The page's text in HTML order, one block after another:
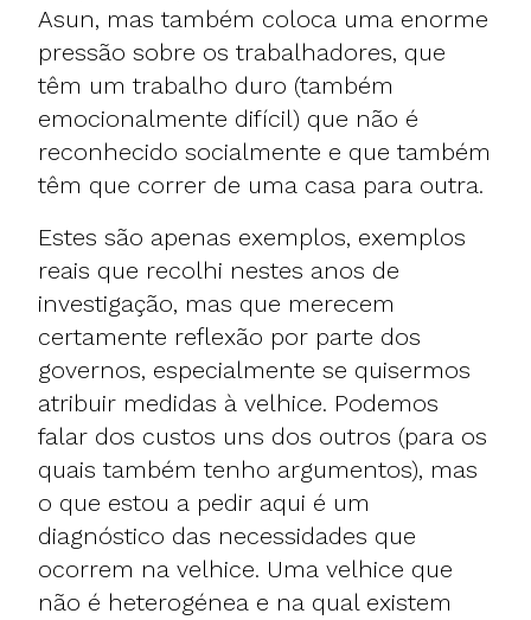
Asun, mas também coloca uma enorme
pressão sobre os trabalhadores, que
têm um trabalho duro (também
emocionalmente difícil) que não é
reconhecido socialmente e que também
têm que correr de uma casa para outra.
Estes são apenas exemplos, exemplos
reais que recolhi nestes anos de
investigação, mas que merecem
certamente reflexão por parte dos
governos, especialmente se quisermos
atribuir medidas à velhice. Podemos
falar dos custos uns dos outros (para os
quais também tenho argumentos), mas
o que estou a pedir aqui é um
diagnóstico das necessidades que
ocorrem na velhice. Uma velhice que
não é heterogénea e na qual existem